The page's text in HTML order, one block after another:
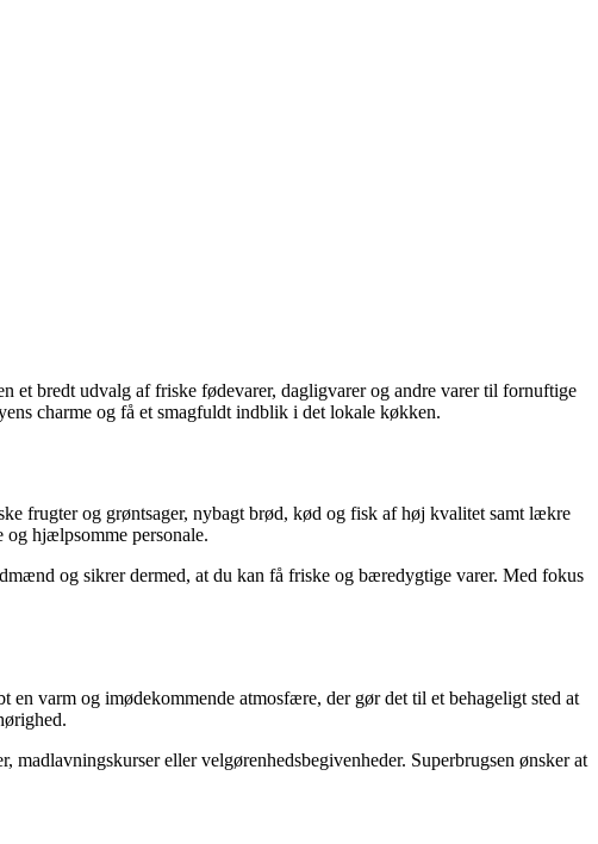
et bredt udvalg af friske fødevarer, dagligvarer og andre varer til fornuftige
charme og få et smagfuldt indblik i det lokale køkken.
frugter og grøntsager, nybagt brød, kød og fisk af høj kvalitet samt lækre
hjælpsomme personale.
og sikrer dermed, at du kan få friske og bæredygtige varer. Med fokus
varm og imødekommende atmosfære, der gør det til et behageligt sted at
eller velgørenhedsbegivenheder. Superbrugsen ønsker at